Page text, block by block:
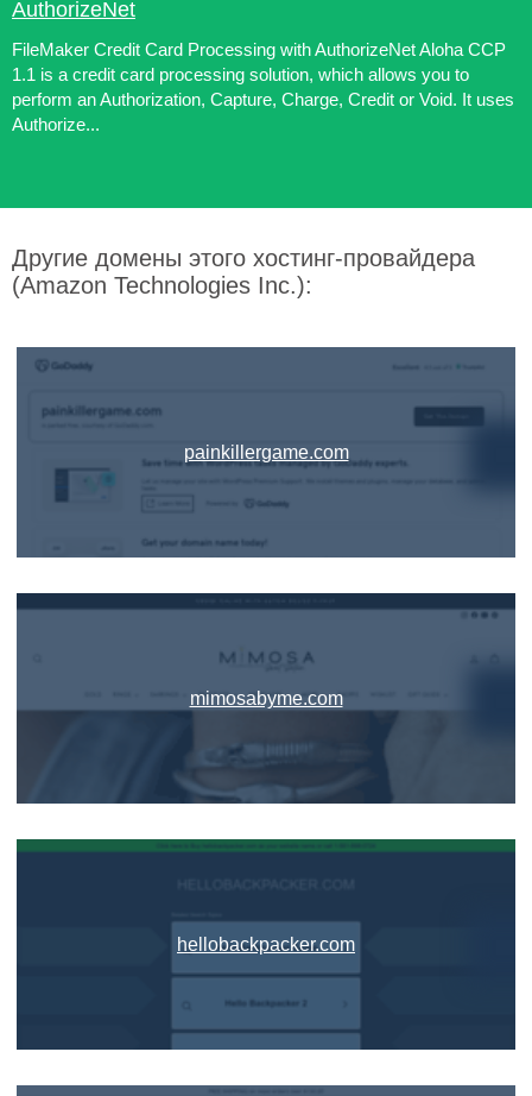
AuthorizeNet
FileMaker Credit Card Processing with AuthorizeNet Aloha CCP
1.1 is a credit card processing solution, which allows you to
perform an Authorization, Capture, Charge, Credit or Void. It uses
Authorize...
Другие домены этого хостинг-провайдера
(Amazon Technologies Inc.):
painkillergame.com
mimosabyme.com
hellobackpacker.com